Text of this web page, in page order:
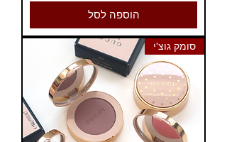
הוספה לסל
סומק גוצ'י